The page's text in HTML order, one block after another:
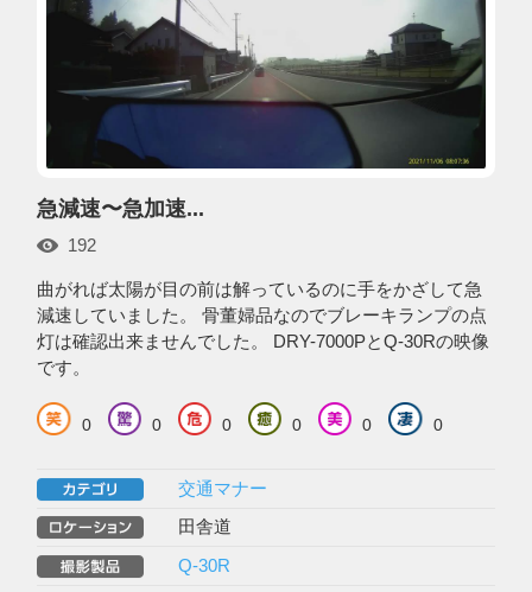
急減速〜急加速...
192
曲がれば太陽が目の前は解っているのに手をかざして急
減速していました。 骨董婦品なのでブレーキランプの点
灯は確認出来ませんでした。 DRY-7000PとQ-30Rの映像
です。
0 0 0 0 0 0
交通マナー
田舎道
Q-30R